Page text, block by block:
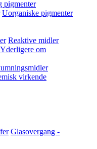
pigmenter
Uorganiske pigmenter
Reaktive midler
Yderligere om
virkende
Glasovergang -